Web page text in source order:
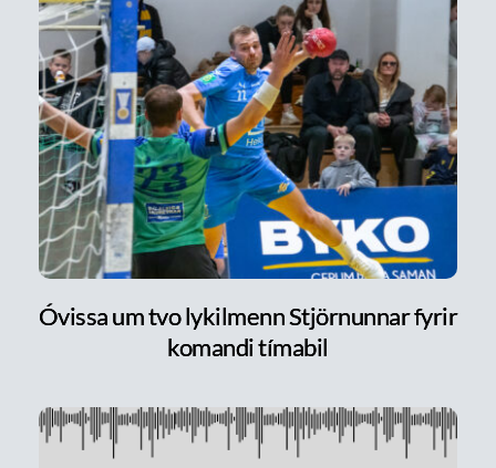
Óvissa um tvo lykilmenn Stjörnunnar fyrir
komandi tímabil